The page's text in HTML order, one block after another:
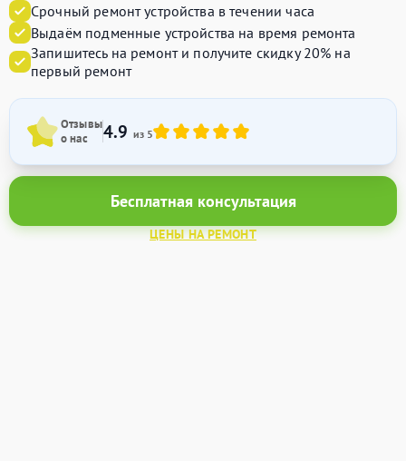
Срочный ремонт устройства в течении часа
Выдаём подменные устройства на время ремонта
Запишитесь на ремонт и получите скидку 20% на
первый ремонт
Отзывы
о нас
4.9 из 5
Бесплатная консультация
ЦЕНЫ НА РЕМОНТ